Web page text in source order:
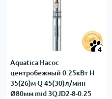
4
Aquatica Насос
центробежный 0.25кВт H
35(26)м Q 45(30)л/мин
Ø80мм mid 3QJD2-8-0.25